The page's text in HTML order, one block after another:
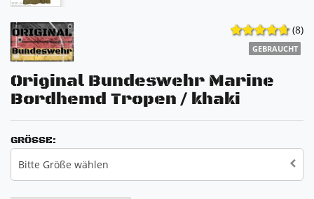
(8)
GEBRAUCHT
Original Bundeswehr Marine
Bordhemd Tropen / khaki
GRÖSSE:
Bitte Größe wählen